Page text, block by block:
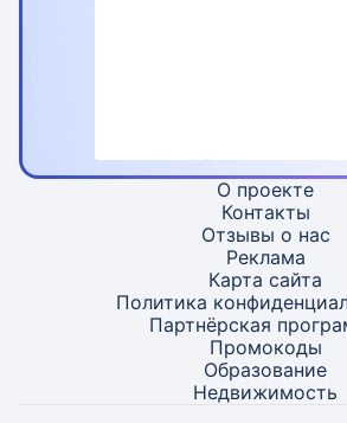
О проекте
Контакты
Отзывы о нас
Реклама
Карта сайта
Политика
Партнёрская
Промокоды
Образование
Недвижимость